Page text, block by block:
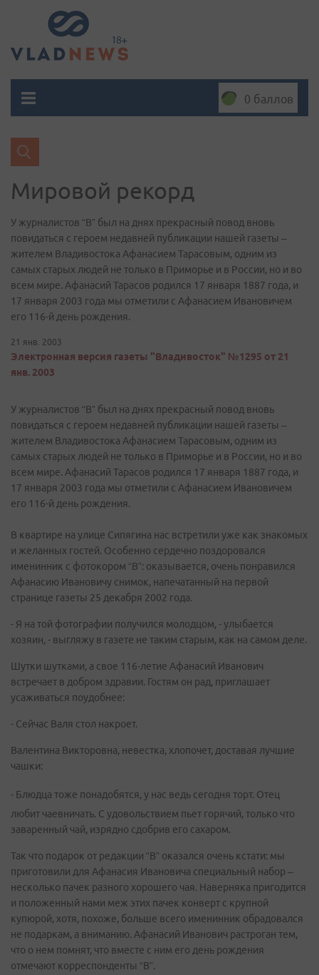
0 баллов
Мировой рекорд
У журналистов “В” был на днях прекрасный повод вновь
повидаться с героем недавней публикации нашей газеты –
жителем Владивостока Афанасием Тарасовым, одним из
самых старых людей не только в Приморье и в России, но и во
всем мире. Афанасий Тарасов родился 17 января 1887 года, и
17 января 2003 года мы отметили с Афанасием Ивановичем
его 116-й день рождения.
21 янв. 2003
Электронная версия газеты "Владивосток" №1295 от 21
янв. 2003
У журналистов “В” был на днях прекрасный повод вновь
повидаться с героем недавней публикации нашей газеты –
жителем Владивостока Афанасием Тарасовым, одним из
самых старых людей не только в Приморье и в России, но и во
всем мире. Афанасий Тарасов родился 17 января 1887 года, и
17 января 2003 года мы отметили с Афанасием Ивановичем
его 116-й день рождения.
В квартире на улице Сипягина нас встретили уже как знакомых
и желанных гостей. Особенно сердечно поздоровался
именинник с фотокором “В”: оказывается, очень понравился
Афанасию Ивановичу снимок, напечатанный на первой
странице газеты 25 декабря 2002 года.
- Я на той фотографии получился молодцом, - улыбается
хозяин, - выгляжу в газете не таким старым, как на самом деле.
Шутки шутками, а свое 116-летие Афанасий Иванович
встречает в добром здравии. Гостям он рад, приглашает
усаживаться поудобнее:
- Сейчас Валя стол накроет.
Валентина Викторовна, невестка, хлопочет, доставая лучшие
чашки:
- Блюдца тоже понадобятся, у нас ведь сегодня торт. Отец
любит чаевничать. С удовольствием пьет горячий, только что
заваренный чай, изрядно сдобрив его сахаром.
Так что подарок от редакции “В” оказался очень кстати: мы
приготовили для Афанасия Ивановича специальный набор –
несколько пачек разного хорошего чая. Наверняка пригодится
и положенный нами меж этих пачек конверт с крупной
купюрой, хотя, похоже, больше всего именинник обрадовался
не подаркам, а вниманию. Афанасий Иванович растроган тем,
что о нем помнят, что вместе с ним его день рождения
отмечают корреспонденты “В”.